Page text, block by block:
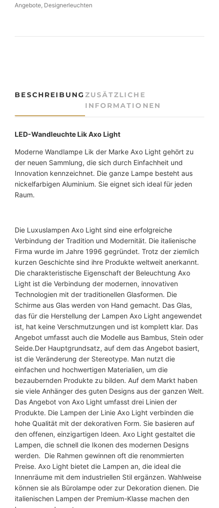
a
s
e
D
W
a
n
d
l
c
h
t
e
L
i
k
A
x
o
L
i
g
h
t
M
e
n
g
e
Angebote Designerleuchten
BESCHREIBUNG ZUSÄTZLICHE
INFORMATIONEN
LED-Wandleuchte Lik Axo Light
Moderne Wandlampe Lik der Marke Axo Light gehört zu
der neuen Sammlung, die sich durch Einfachheit und
Innovation kennzeichnet. Die ganze Lampe besteht aus
nickelfarbigen Aluminium. Sie eignet sich ideal für jeden
Raum.
Die Luxuslampen Axo Light sind eine erfolgreiche
Verbindung der Tradition und Modernität. Die italienische
Firma wurde im Jahre 1996 gegründet. Trotz der ziemlich
kurzen Geschichte sind ihre Produkte weltweit anerkannt.
Die charakteristische Eigenschaft der Beleuchtung Axo
Light ist die Verbindung der modernen, innovativen
Technologien mit der traditionellen Glasformen. Die
Schirme aus Glas werden von Hand gemacht. Das Glas,
das für die Herstellung der Lampen Axo Light angewendet
ist, hat keine Verschmutzungen und ist komplett klar. Das
Angebot umfasst auch die Modelle aus Bambus, Stein oder
Seide.Der Hauptgrundsatz, auf dem das Angebot basiert,
ist die Veränderung der Stereotype. Man nutzt die
einfachen und hochwertigen Materialien, um die
bezaubernden Produkte zu bilden. Auf dem Markt haben
sie viele Anhänger des guten Designs aus der ganzen Welt.
Das Angebot von Axo Light umfasst drei Linien der
Produkte. Die Lampen der Linie Axo Light verbinden die
hohe Qualität mit der dekorativen Form. Sie basieren auf
den offenen, einzigartigen Ideen. Axo Light gestaltet die
Lampen, die schnell die Ikonen des modernen Designs
werden. Die Rahmen gewinnen oft die renommierten
Preise. Axo Light bietet die Lampen an, die ideal die
Innenräume mit dem industriellen Stil ergänzen. Wahlweise
können sie als Bürolampe oder zur Dekoration dienen. Die
italienischen Lampen der Premium-Klasse machen den